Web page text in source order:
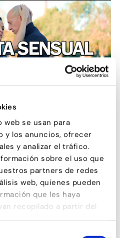
se usan para
y los anuncios, ofrecer
y analizar el tráfico.
sobre el uso que
partners de redes
web, quienes pueden
que les haya
recopilado a partir del
servicios.
SENSUAL